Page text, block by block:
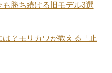
勝ち続ける旧モデル3選
？モリカワが教える「止